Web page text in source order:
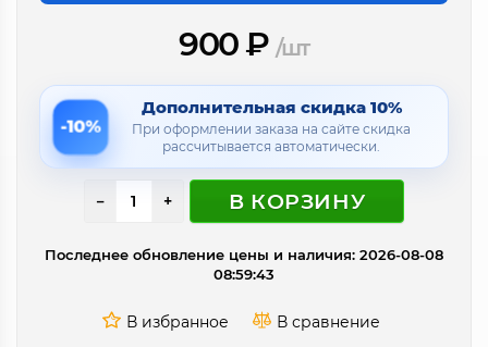
900₽ /шт
-10%
Дополнительная скидка 10%
При оформлении заказа на сайте скидка
рассчитывается автоматически.
− + В КОРЗИНУ
Последнее обновление цены и наличия: 2026-08-08
08:59:43